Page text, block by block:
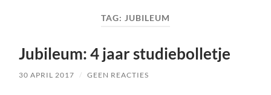
TAG: JUBILEUM
Jubileum: 4 jaar studiebolletje
30 APRIL 2017 / GEEN REACTIES